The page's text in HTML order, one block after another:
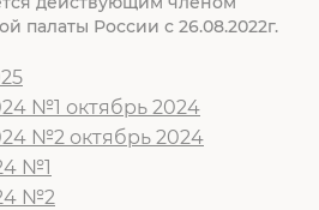
палаты России с 26.08.2022г.
№1 октябрь 2024
№2 октябрь 2024
№1
№2